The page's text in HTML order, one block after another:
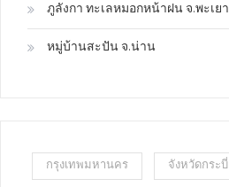
ภูลังกา ทะเลหมอกหน้าฝน จ.พะเยา
หมู่บ้านสะปัน จ.น่าน
กรุงเทพมหานคร จังหวัดกระบี่